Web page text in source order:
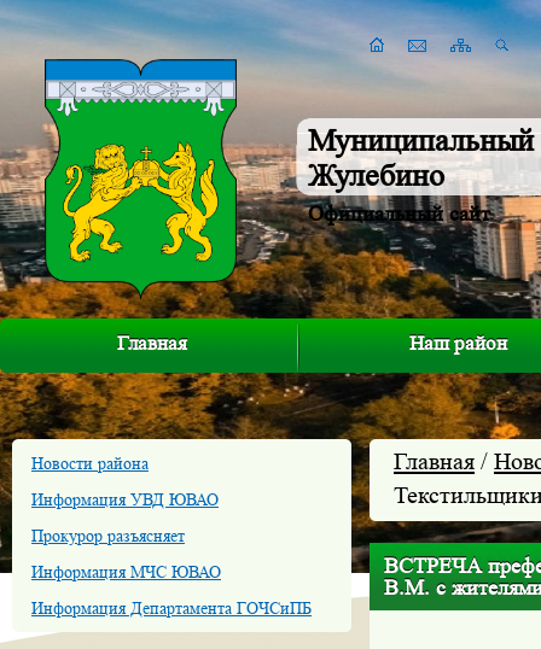
Муниципальный
Жулебино
Официальный сайт
Главная Наш район
Новости района
Информация УВД ЮВАО
Прокурор разъясняет
Информация МЧС ЮВАО
Информация Департамента ГОЧСиПБ
Главная /
ВСТРЕЧА
В.М. с